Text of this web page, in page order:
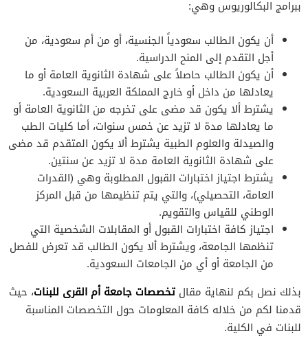
ببرامج البكالوريوس وهي:
أن يكون الطالب سعودياً الجنسية، أو من أم سعودية، من
أجل التقدم إلى المنح الدراسية.
أن يكون الطالب حاصلاً على شهادة الثانوية العامة أو ما
يعادلها من داخل أو خارج المملكة العربية السعودية.
يشترط ألا يكون قد مضى على تخرجه من الثانوية العامة أو
ما يعادلها مدة لا تزيد عن خمس سنوات، أما كليات الطب
والصيدلة والعلوم الطبية يشترط ألا يكون المتقدم قد مضى
على شهادة الثانوية العامة مدة لا تزيد عن سنتين.
يشترط اجتياز اختبارات القبول المطلوبة وهي (القدرات
العامة، التحصيلي)، والتي يتم تنظيمها من قبل المركز
الوطني للقياس والتقويم.
اجتياز كافة اختبارات القبول أو المقابلات الشخصية التي
تنظمها الجامعة، ويشترط ألا يكون الطالب قد تعرض للفصل
من الجامعة أو أي من الجامعات السعودية.
بذلك نصل بكم لنهاية مقالتخصصات جامعة أم القرى للبنات، حيث
قدمنا لكم من خلاله كافة المعلومات حول التخصصات المناسبة
للبنات في الكلية.